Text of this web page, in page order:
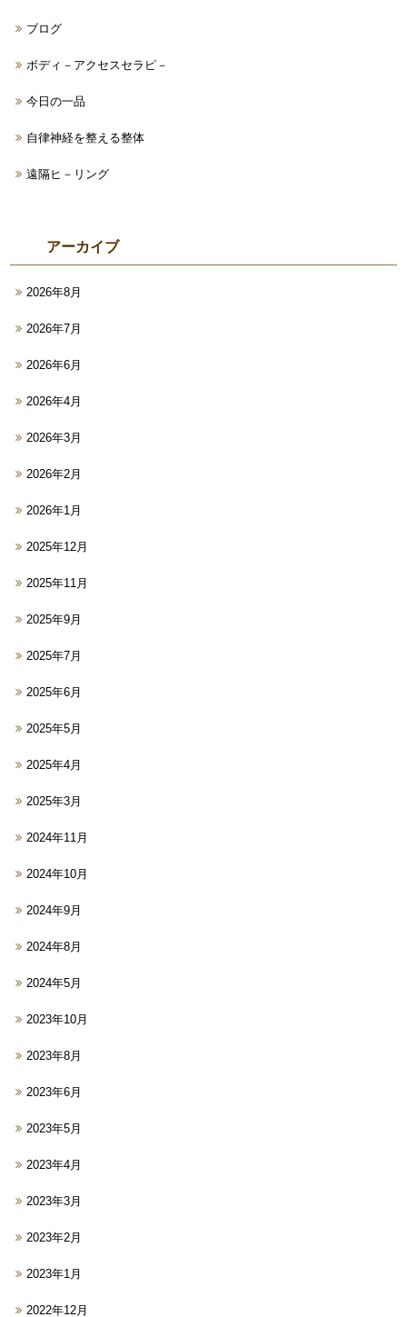
ブログ
ボディ－アクセスセラピ－
今日の一品
自律神経を整える整体
遠隔ヒ－リング
アーカイブ
2026年8月
2026年7月
2026年6月
2026年4月
2026年3月
2026年2月
2026年1月
2025年12月
2025年11月
2025年9月
2025年7月
2025年6月
2025年5月
2025年4月
2025年3月
2024年11月
2024年10月
2024年9月
2024年8月
2024年5月
2023年10月
2023年8月
2023年6月
2023年5月
2023年4月
2023年3月
2023年2月
2023年1月
2022年12月